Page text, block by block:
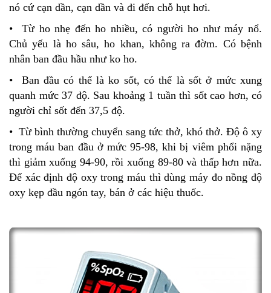
nó cứ cạn dần, cạn dần và đi đến chỗ hụt hơi.
• Từ ho nhẹ đến ho nhiều, có người ho như máy nổ.
Chủ yếu là ho sâu, ho khan, không ra đờm. Có bệnh
nhân ban đầu hầu như ko ho.
• Ban đầu có thể là ko sốt, có thể là sốt ở mức xung
quanh mức 37 độ. Sau khoảng 1 tuần thì sốt cao hơn, có
người chỉ sốt đến 37,5 độ.
• Từ bình thường chuyển sang tức thở, khó thở. Độ ô xy
trong máu ban đầu ở mức 95-98, khi bị viêm phổi nặng
thì giảm xuống 94-90, rồi xuống 89-80 và thấp hơn nữa.
Để xác định độ oxy trong máu thì dùng máy đo nồng độ
oxy kẹp đầu ngón tay, bán ở các hiệu thuốc.